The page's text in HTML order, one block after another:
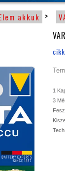
akkuk >
1
3